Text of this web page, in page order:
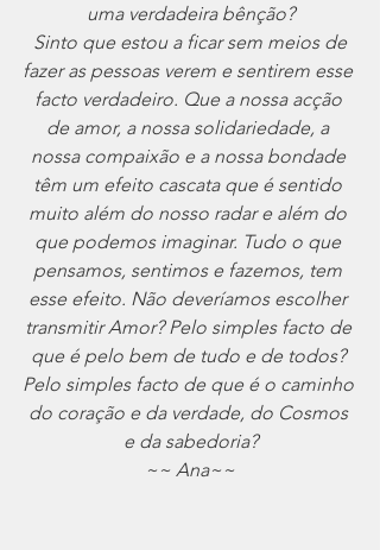
uma verdadeira bênção?
fazer as pessoas verem e sentirem esse
facto verdadeiro. Que a nossa acção
de amor, a nossa solidariedade, a
nossa compaixão e a nossa bondade
têm um efeito cascata que é sentido
muito além do nosso radar e além do
que podemos imaginar. Tudo o que
pensamos, sentimos e fazemos, tem
esse efeito. Não deveríamos escolher
transmitir Amor? Pelo simples facto de
que é pelo bem de tudo e de todos?
Pelo simples facto de que é o caminho
do coração e da verdade, do Cosmos
e da sabedoria?
~~ Ana~~